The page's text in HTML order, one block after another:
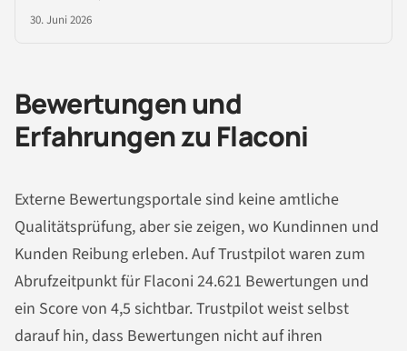
30. Juni 2026
Bewertungen und
Erfahrungen zu Flaconi
Externe Bewertungsportale sind keine amtliche
Qualitätsprüfung, aber sie zeigen, wo Kundinnen und
Kunden Reibung erleben. Auf Trustpilot waren zum
Abrufzeitpunkt für Flaconi 24.621 Bewertungen und
ein Score von 4,5 sichtbar. Trustpilot weist selbst
darauf hin, dass Bewertungen nicht auf ihren